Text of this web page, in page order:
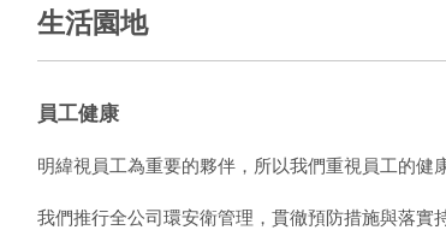
生活園地
員工健康
明緯視員工為重要的夥伴，所以我們重視員工的健
我們推行全公司環安衛管理，貫徹預防措施與落實